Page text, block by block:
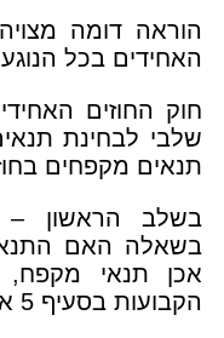
האחידים בכל
חוק החוזים
שלבי לבחינת
תנאים מקפחים
בשלב הראשון
בשאלה האם
אכן תנאי
הקבועות בסעיף 5 או בסעיפים 3 ו- 4 לחוק;